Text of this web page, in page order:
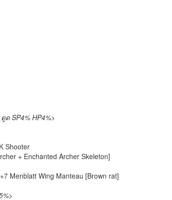
ด SP4% HP4%>
Shooter
+ Enchanted Archer Skeleton]
Menblatt Wing Manteau [Brown rat]